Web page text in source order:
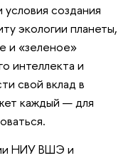
создания
экологии планеты,
и «зеленое»
интеллекта и
свой вклад в
каждый — для
НИУ ВШЭ и